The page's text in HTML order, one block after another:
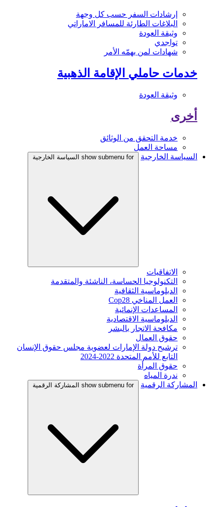
إرشادات السفر حسب كل وجهة
البلاغات الطارئة للمسافر الاماراتي
وثيقة العودة
تواجدي
شهادات لمن يهمّه الأمر
خدمات حاملي الإقامة الذهبية
وثيقة العودة
أخرى
خدمة التحقق من الوثائق
مساحة العمل
السياسة الخارجية
show submenu for السياسة الخارجية
الاتفاقيات
التكنولوجيا الحساسة، الناشئة والمتقدمة
الدبلوماسية الثقافية
العمل المناخي Cop28
المساعدات الإنمائية
الدبلوماسية الاقتصادية
مكافحة الاتجار بالبشر
حقوق العمال
ترشيح دولة الإمارات لعضوية مجلس حقوق الإنسان
التابع للأمم المتحدة 2022-2024
حقوق المرأة
ندرة المياه
المشاركة الرقمية
show submenu for المشاركة الرقمية